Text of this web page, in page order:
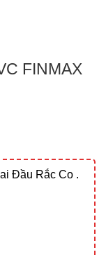
FINMAX
Đầu Rắc Co .